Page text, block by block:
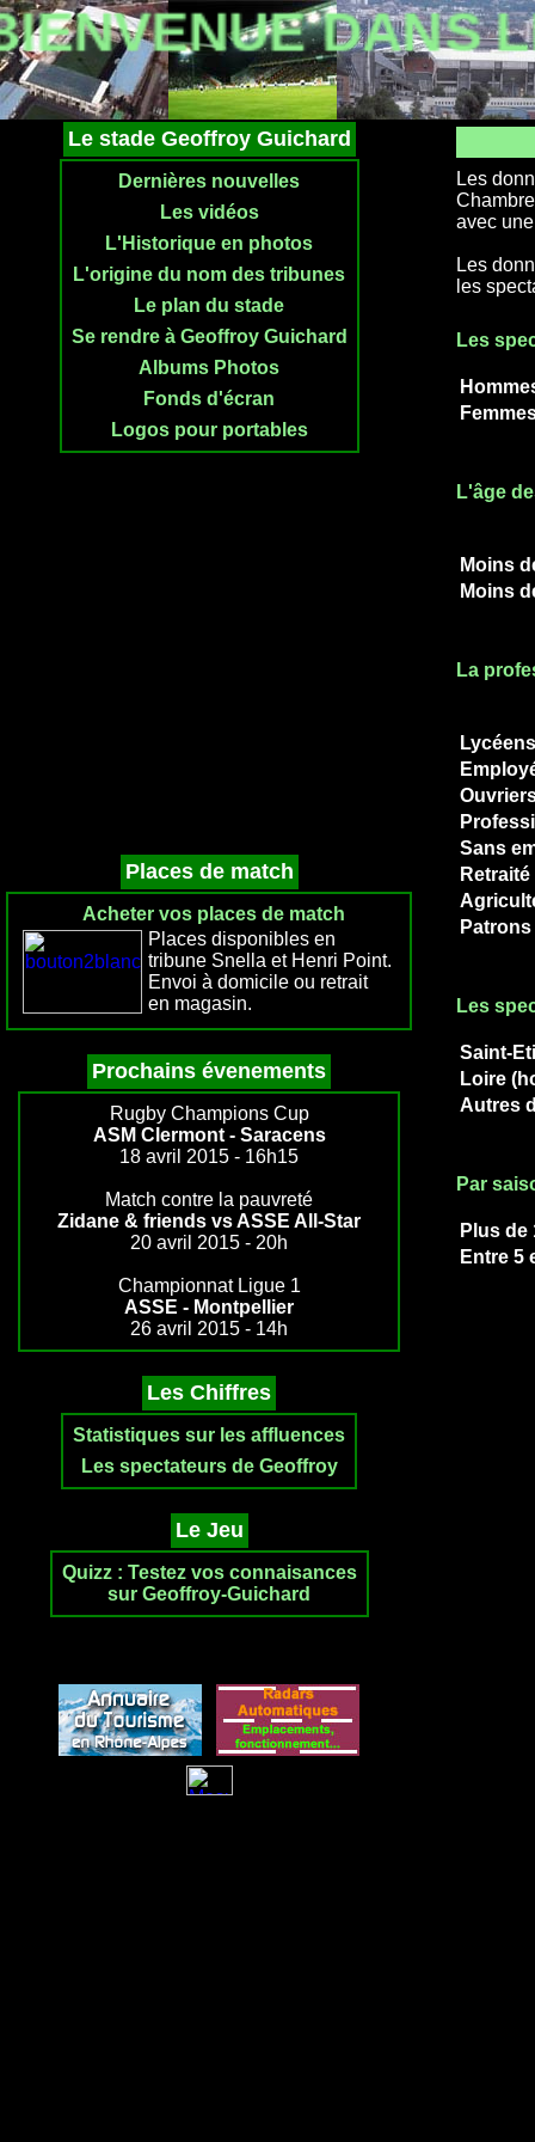
DANS
Le stade Geoffroy Guichard
Dernières nouvelles
Les vidéos
L'Historique en photos
L'origine du nom des tribunes
Le plan du stade
Se rendre à Geoffroy Guichard
Albums Photos
Fonds d'écran
Logos pour portables
Places de match
Acheter vos places de match
Places disponibles en
tribune Snella et Henri Point.
Envoi à domicile ou retrait
en magasin.
Prochains évenements
Rugby Champions Cup
ASM Clermont - Saracens
18 avril 2015 - 16h15
Match contre la pauvreté
Zidane & friends vs ASSE All-Star
20 avril 2015 - 20h
Championnat Ligue 1
ASSE - Montpellier
26 avril 2015 - 14h
Les Chiffres
Statistiques sur les affluences
Les spectateurs de Geoffroy
Le Jeu
Quizz : Testez vos connaisances
sur Geoffroy-Guichard
Les
avec
Les
les
Les
L'âge
Moins
Moins
La
Sans
Retraité
Les
Saint-
Loire
Autres
Par
Plus de
Entre 5